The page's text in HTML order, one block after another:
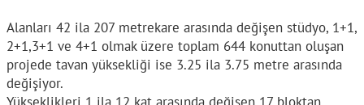
Alanları 42 ila 207 metrekare arasında değişen stüdyo, 1+1,
2+1,3+1 ve 4+1 olmak üzere toplam 644 konuttan oluşan
projede tavan yüksekliği ise 3.25 ila 3.75 metre arasında
değişiyor.
Yükseklikleri 1 ila 12 kat arasında değişen 17 bloktan